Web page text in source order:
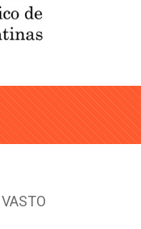
VASTO